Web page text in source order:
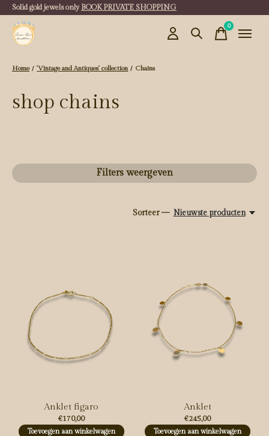
Solid gold jewels only BOOK PRIVATE SHOPPING
0items
Home / 'Vintage and Antiques' collection / Chains
shop chains
Filters weergeven
Sorteer — Nieuwste producten
Anklet figaro
€170,00
Toevoegen aan winkelwagen
Anklet
€245,00
Toevoegen aan winkelwagen